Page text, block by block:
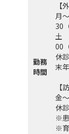
勤務
時間
【
月
30
土
00
休
末
【
金
休
※
※